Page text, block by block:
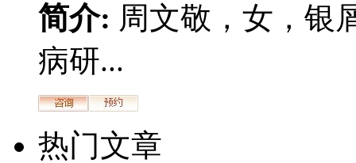
简介: 周文敬，女，银
病研...
热门文章